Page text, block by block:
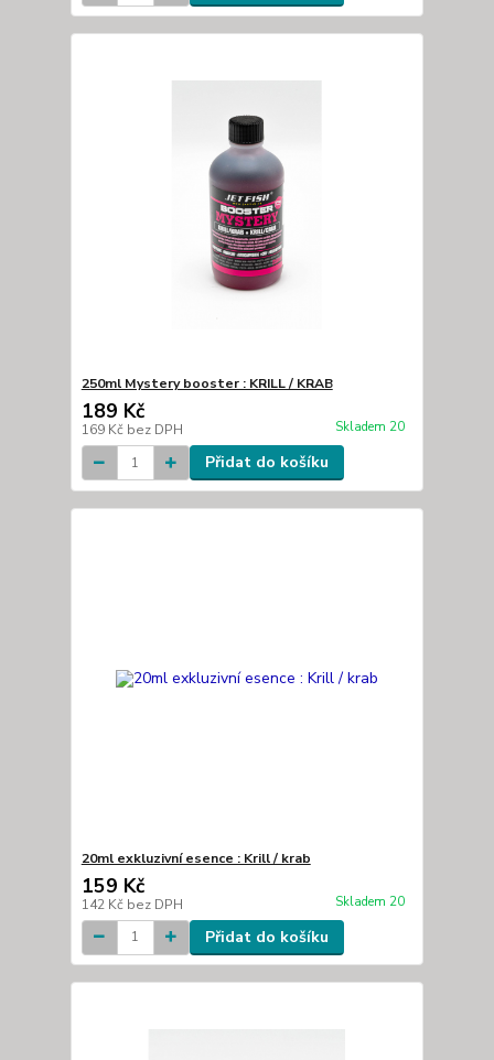
250ml Mystery booster : KRILL / KRAB
189 Kč
169 Kč bez DPH Skladem 20
Přidat do košíku
20ml exkluzivní esence : Krill / krab
159 Kč
142 Kč bez DPH Skladem 20
Přidat do košíku